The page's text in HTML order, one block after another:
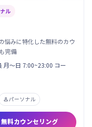
ル
悩みに特化した無料のカウ
完備
〜日 7:00~23:00 コー
パーソナル
無料カウンセリング